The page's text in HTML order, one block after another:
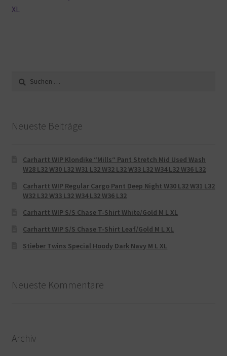
XL
Suche
nach:
Neueste Beiträge
Carhartt WIP Klondike “Mills“ Pant Stretch Mid Used Wash
W28 L32 W30 L32 W31 L32 W32 L32 W33 L32 W34 L32 W36 L32
Carhartt WIP Regular Cargo Pant Deep Night W30 L32 W31 L32
W32 L32 W33 L32 W34 L32 W36 L32
Carhartt WIP S/S Chase T-Shirt White/Gold M L XL
Carhartt WIP S/S Chase T-Shirt Leaf/Gold M L XL
Stieber Twins Special Hoody Dark Navy M L XL
Neueste Kommentare
Archiv